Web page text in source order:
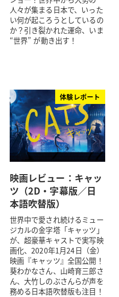
人々が集まる日本で、いった
い何が起ころうとしているの
か？引き裂かれた運命、いま
“世界” が動き出す！
体験レポート
映画レビュー：キャッ
ツ（2D・字幕版／日
本語吹替版）
世界中で愛され続けるミュー
ジカルの金字塔「キャッツ」
が、超豪華キャストで実写映
画化、2020年1月24日（金）
映画『キャッツ』全国公開！
葵わかなさん、山崎育三郎さ
ん、大竹しのぶさんらが声を
務める日本語吹替版も注目！